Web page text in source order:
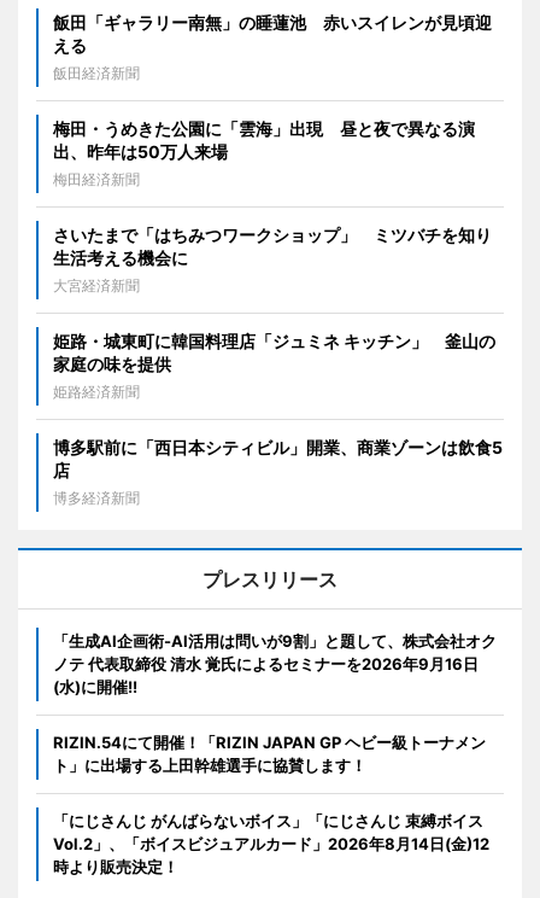
飯田「ギャラリー南無」の睡蓮池 赤いスイレンが見頃迎
える
飯田経済新聞
梅田・うめきた公園に「雲海」出現 昼と夜で異なる演
出、昨年は50万人来場
梅田経済新聞
さいたまで「はちみつワークショップ」 ミツバチを知り
生活考える機会に
大宮経済新聞
姫路・城東町に韓国料理店「ジュミネ キッチン」 釜山の
家庭の味を提供
姫路経済新聞
博多駅前に「西日本シティビル」開業、商業ゾーンは飲食5
店
博多経済新聞
プレスリリース
「生成AI企画術-AI活用は問いが9割」と題して、株式会社オク
ノテ 代表取締役 清水 覚氏によるセミナーを2026年9月16日
(水)に開催!!
RIZIN.54にて開催！「RIZIN JAPAN GP ヘビー級トーナメン
ト」に出場する上田幹雄選手に協賛します！
「にじさんじ がんばらないボイス」「にじさんじ 束縛ボイス
Vol.2」、「ボイスビジュアルカード」2026年8月14日(金)12
時より販売決定！